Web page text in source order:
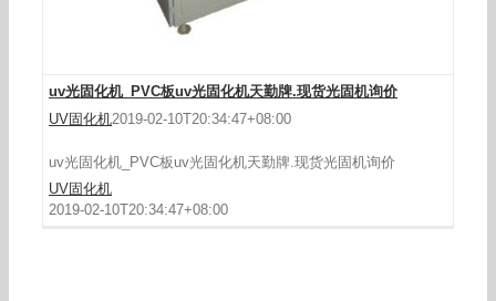
uv光固化机_PVC板uv光固化机天勤牌.现货光固机询价
UV固化机2019-02-10T20:34:47+08:00
uv光固化机_PVC板uv光固化机天勤牌.现货光固机询价
UV固化机
2019-02-10T20:34:47+08:00